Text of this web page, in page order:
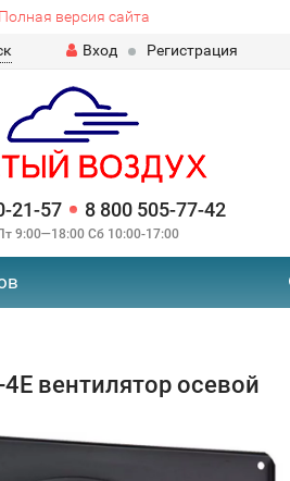
Полная версия сайта
Вход Регистрация
21-57 8 800 505-77-42
9:00—18:00 Сб 10:00-17:00
4E вентилятор осевой